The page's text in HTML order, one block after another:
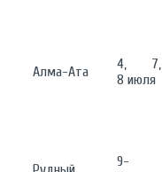
Алма-Ата
4, 7,
8 июля
9-